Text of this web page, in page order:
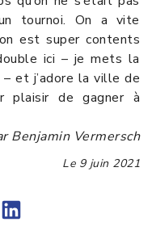
tournoi. On a vite
est super contents
ici – je mets la
et j’adore la ville de
plaisir de gagner à
Benjamin Vermersch
Le 9 juin 2021